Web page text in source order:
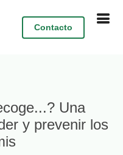
Contacto
Una
y prevenir los